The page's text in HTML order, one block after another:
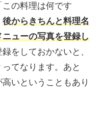
の料理は何です
後からきちんと料理名
ューの写真を登録し
をしておかないと、
てなります。あと
いということもあり